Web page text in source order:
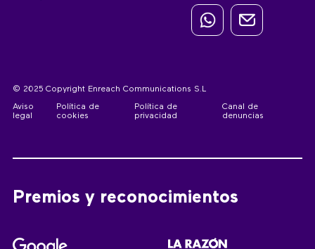
© 2025 Copyright Enreach Communications S.L
Aviso
legal
Política de
cookies
Política de
privacidad
Canal de
denuncias
Premios y reconocimientos